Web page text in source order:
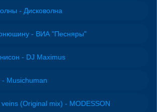
- Дисковолна
- ВИА "Песняры"
- DJ Maximus
Musichuman
(Original mix) - MODESSON